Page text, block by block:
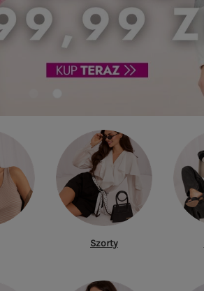
Szorty